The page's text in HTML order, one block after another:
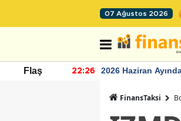
07 Ağustos 2026
Flaş 22:26
2026 Haziran
FinansTaksi